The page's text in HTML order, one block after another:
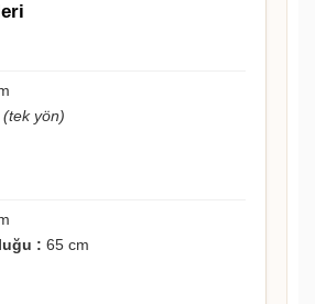
(tek yön)
: 65 cm